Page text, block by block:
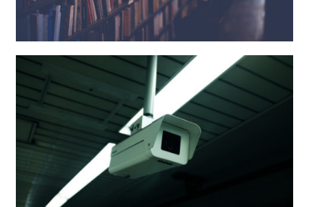
Adecuación LOPD completa
Avisos Legales, Política de Privacidad y de
Cookies